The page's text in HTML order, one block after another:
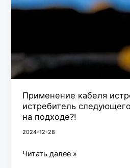
Применение кабеля
истребитель
на подходе?!
2024-12-28
Читать далее »